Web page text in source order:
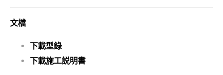
文檔
下載型錄
下載施工説明書